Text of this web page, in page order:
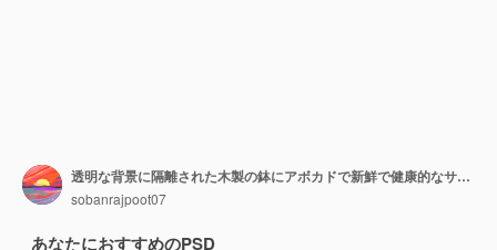
透明な背景に隔離された木製の鉢にアボカドで新鮮で健康的なサラダ
sobanrajpoot07
あなたにおすすめのPSD